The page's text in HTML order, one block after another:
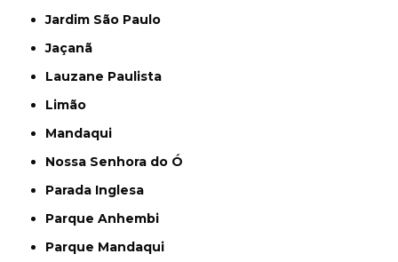
Jardim São Paulo
Jaçanã
Lauzane Paulista
Limão
Mandaqui
Nossa Senhora do Ó
Parada Inglesa
Parque Anhembi
Parque Mandaqui